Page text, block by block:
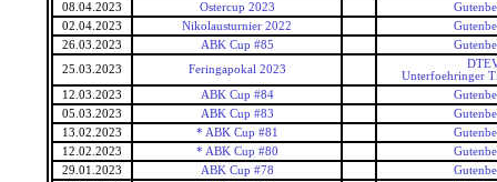
08.04.2023
Ostercup 2023
02.04.2023
Nikolausturnier 2022
26.03.2023
ABK Cup #85
25.03.2023
Feringapokal 2023
Unterfoehringer
12.03.2023
ABK Cup #84
05.03.2023
ABK Cup #83
13.02.2023
* ABK Cup #81
12.02.2023
* ABK Cup #80
29.01.2023
ABK Cup #78